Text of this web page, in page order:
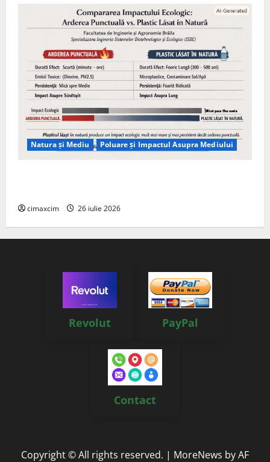
Natura și Mediu Poluare și Impactul Asupra Mediului
cimaxcim 26 iulie 2026
Revolut PayPal
Contact
Copyright © All rights reserved. | MoreNews by AF